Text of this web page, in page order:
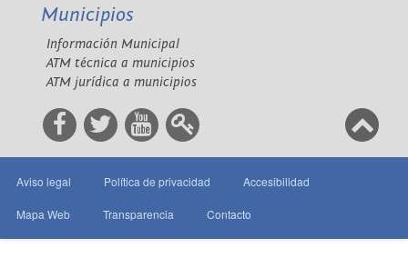
Municipios
Información Municipal
ATM técnica a municipios
ATM jurídica a municipios
Aviso legal Política de privacidad Accesibilidad
Mapa Web Transparencia Contacto